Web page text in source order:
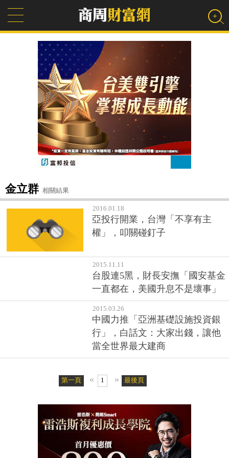
金立群 相關結果
2016.01.18
亞投行開業，台灣「不享有主
權」，叩關碰釘子
2015.11.11
台股連5黑，財長安撫「國安基金
一直都在，美國升息不是壞事」
2015.03.26
中國力推「亞洲基礎設施投資銀
行」，白話文：大家出錢，讓他
當全世界最大建商
第一頁 « 1 » 最後頁